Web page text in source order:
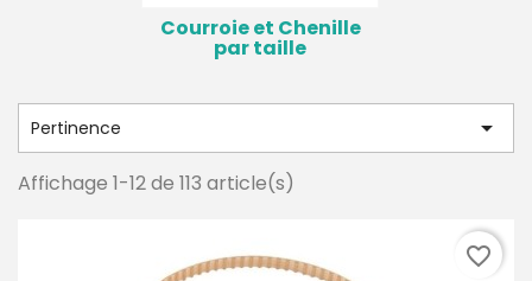
Courroie et Chenille
par taille
Pertinence 
Affichage 1-12 de 113 article(s)
favorite_border